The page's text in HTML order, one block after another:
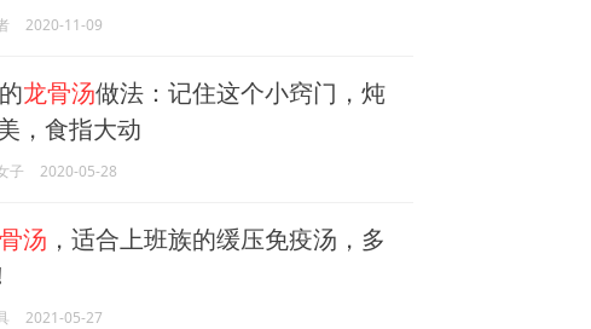
2020-11-09
龙骨汤做法：记住这个小窍门，炖
，食指大动
子 2020-05-28
汤 ，适合上班族的缓压免疫汤，多
2021-05-27